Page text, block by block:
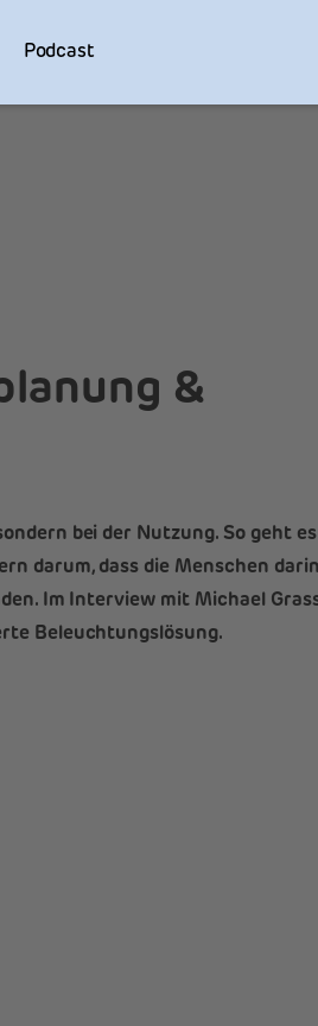
Podcast
&
bei der Nutzung. So geht es
darum, dass die Menschen
Im Interview mit Michael
Beleuchtungslösung.